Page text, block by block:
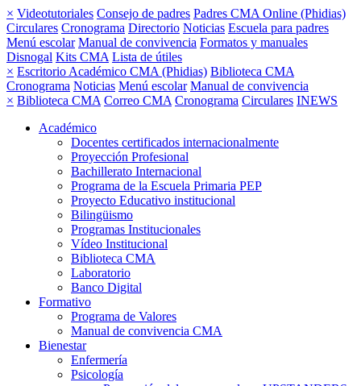
× Videotutoriales Consejo de padres Padres CMA Online (Phidias)
Circulares Cronograma Directorio Noticias Escuela para padres
Menú escolar Manual de convivencia Formatos y manuales
Disnogal Kits CMA Lista de útiles
× Escritorio Académico CMA (Phidias) Biblioteca CMA
Cronograma Noticias Menú escolar Manual de convivencia
× Biblioteca CMA Correo CMA Cronograma Circulares INEWS
Académico
Docentes certificados internacionalmente
Proyección Profesional
Bachillerato Internacional
Programa de la Escuela Primaria PEP
Proyecto Educativo institucional
Bilingüismo
Programas Institucionales
Vídeo Institucional
Biblioteca CMA
Laboratorio
Banco Digital
Formativo
Programa de Valores
Manual de convivencia CMA
Bienestar
Enfermería
Psicología